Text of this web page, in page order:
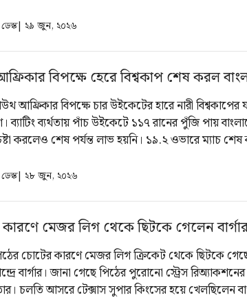
| ২৯ জুন, ২০২৬
বিপক্ষে হেরে বিশ্বকাপ শেষ করল
আফ্রিকার বিপক্ষে চার উইকেটের হারে নারী বিশ্বকাপের
ব্যাটিং ব্যর্থতায় পাঁচ উইকেটে ১১৭ রানের পুঁজি পায়
করলেও শেষ পর্যন্ত লাভ হয়নি। ১৯.২ ওভারে ম্যাচ
| ২৮ জুন, ২০২৬
মেজর লিগ থেকে ছিটকে গেলেন
চোটের কারণে মেজর লিগ ক্রিকেট থেকে ছিটকে
বার্গার। জানা গেছে পিঠের পুরোনো স্ট্রেস
চলতি আসরে টেক্সাস সুপার কিংসের হয়ে খেলছিলেন